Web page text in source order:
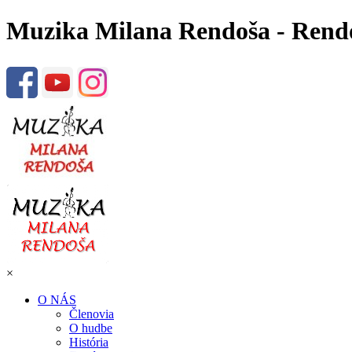
Muzika Milana Rendoša -
×
O NÁS
Členovia
O hudbe
História